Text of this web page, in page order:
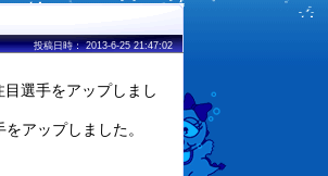
投稿日時： 2013-6-25 21:47:02
選手をアップしまし
アップしました。